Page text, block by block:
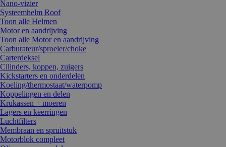
Nano-vizier
Systeemhelm Roof
Toon alle Helmen
Motor en aandrijving
Toon alle Motor en aandrijving
Carburateur/sproeier/choke
Carterdeksel
Cilinders, koppen, zuigers
Kickstarters en onderdelen
Koeling/thermostaat/waterpomp
Koppelingen en delen
Krukassen + moeren
Lagers en keerringen
Luchtfilters
Membraan en spruitstuk
Motorblok compleet